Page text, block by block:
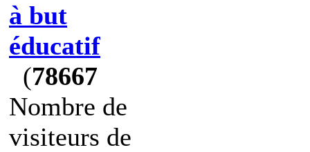
à but
éducatif
(78667
Nombre de
visiteurs de